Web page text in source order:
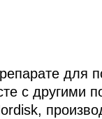
для
с другими